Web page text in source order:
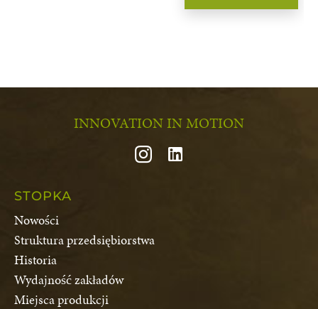
INNOVATION IN MOTION
STOPKA
Nowości
Struktura przedsiębiorstwa
Historia
Wydajność zakładów
Miejsca produkcji